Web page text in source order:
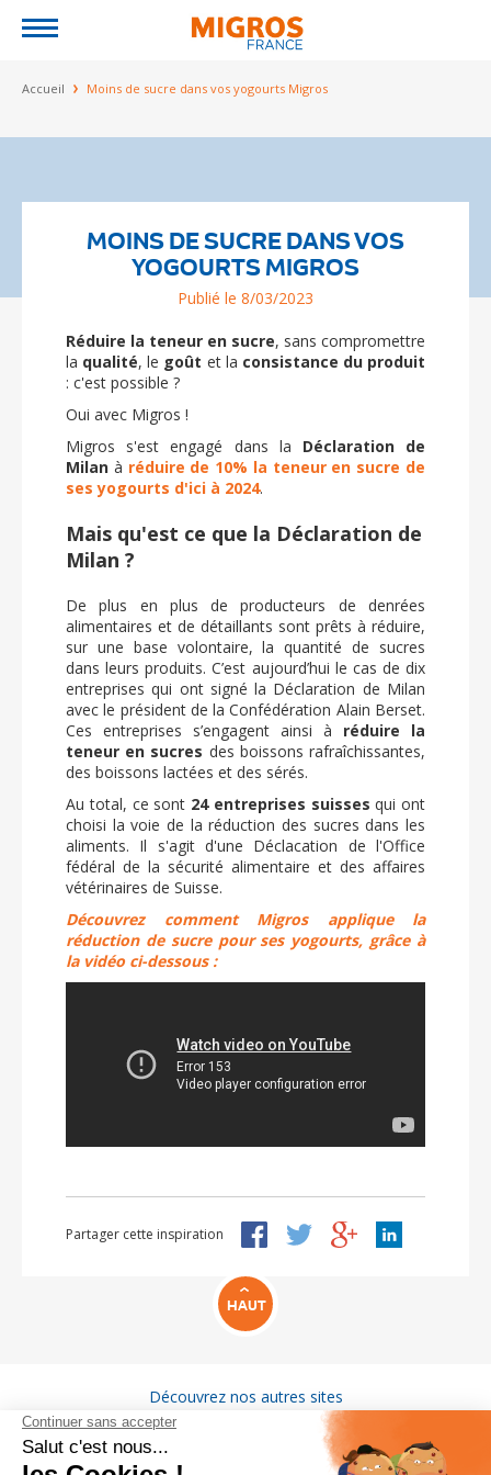
Vous êtes ici
Accueil Moins de sucre dans vos yogourts Migros
MOINS DE SUCRE DANS VOS
YOGOURTS MIGROS
Publié le 8/03/2023
Réduire la teneur en sucre, sans compromettre
la qualité, le goût et la consistance du produit
: c'est possible ?
Oui avec Migros !
Migros s'est engagé dans la Déclaration de
Milan à réduire de 10% la teneur en sucre de
ses yogourts d'ici à 2024.
Mais qu'est ce que la Déclaration de
Milan ?
De plus en plus de producteurs de denrées
alimentaires et de détaillants sont prêts à réduire,
sur une base volontaire, la quantité de sucres
dans leurs produits. C’est aujourd’hui le cas de dix
entreprises qui ont signé la Déclaration de Milan
avec le président de la Confédération Alain Berset.
Ces entreprises s’engagent ainsi à réduire la
teneur en sucres des boissons rafraîchissantes,
des boissons lactées et des sérés.
Au total, ce sont 24 entreprises suisses qui ont
choisi la voie de la réduction des sucres dans les
aliments. Il s'agit d'une Déclacation de l'Office
fédéral de la sécurité alimentaire et des affaires
vétérinaires de Suisse.
Découvrez comment Migros applique la
réduction de sucre pour ses yogourts, grâce à
la vidéo ci-dessous :
Partager cette inspiration
HAUT
Découvrez nos autres sites